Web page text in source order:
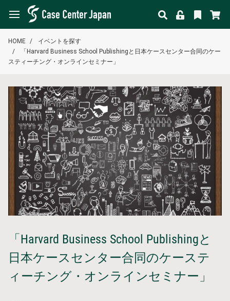
HOME
イベントを探す
「Harvard Business School Publishingと日本ケースセンター合同のケー
スティーチング・オンラインセミナー」
「Harvard Business School Publishingと
日本ケースセンター合同のケーステ
ィーチング・オンラインセミナー」